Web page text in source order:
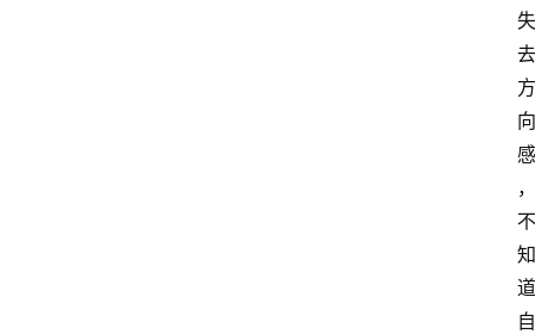
失
去
方
向
感
，
不
知
道
自